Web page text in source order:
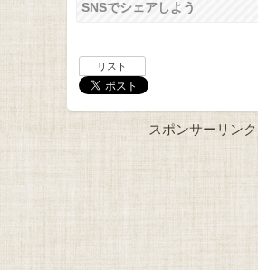
SNSでシェアしよう
リスト
スポンサーリンク